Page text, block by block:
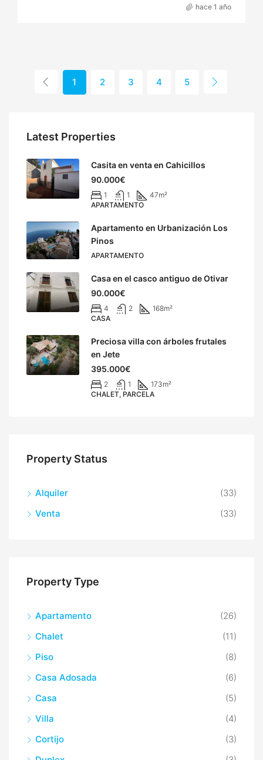
hace 1 año
1 2 3 4 5
Latest Properties
Casita en venta en Cahicillos
90.000€
1 1 47m²
APARTAMENTO
Apartamento en Urbanización Los
Pinos
APARTAMENTO
Casa en el casco antiguo de Otivar
90.000€
4 2 168m²
CASA
Preciosa villa con árboles frutales
en Jete
395.000€
2 1 173m²
CHALET, PARCELA
Property Status
Alquiler
(33)
Venta
(33)
Property Type
Apartamento
(26)
Chalet
(11)
Piso
(8)
Casa Adosada
(6)
Casa
(5)
Villa
(4)
Cortijo
(3)